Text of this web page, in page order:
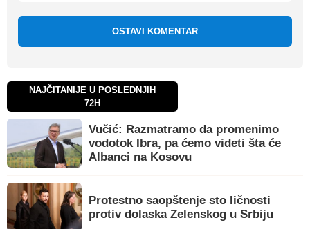
OSTAVI KOMENTAR
NAJČITANIJE U POSLEDNJIH
72H
Vučić: Razmatramo da promenimo
vodotok Ibra, pa ćemo videti šta će
Albanci na Kosovu
Protestno saopštenje sto ličnosti
protiv dolaska Zelenskog u Srbiju